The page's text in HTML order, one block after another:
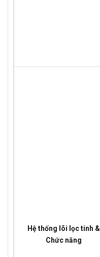
Hệ thống lõi lọc tinh &
Chức năng